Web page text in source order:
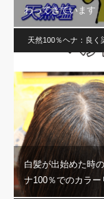
わってきていま
天然100％ヘナ：良く
白髪が出始めた時
ナ100％でのカラー